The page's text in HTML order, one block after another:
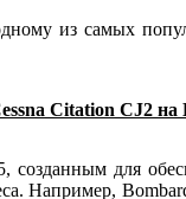
из самых
Citation CJ2 на
для
Например,